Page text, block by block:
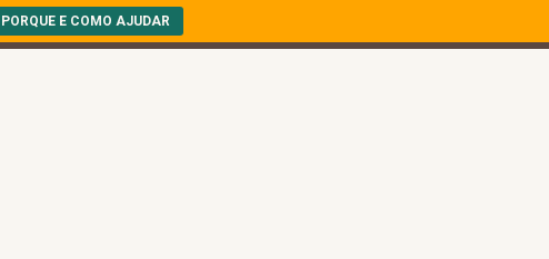
PORQUE E COMO AJUDAR